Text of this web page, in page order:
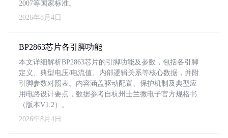
2007等国家标准。
2026年8月4日
BP2863芯片各引脚功能
本文详细解析BP2863芯片的引脚功能及参数，包括各引脚
定义、典型电压/电流值、内部逻辑关系等核心数据，并附
引脚参数对照表。内容涵盖驱动配置、保护机制及典型应
用电路设计要点，数据参考自杭州士兰微电子官方规格书
（版本V1.2）。
2026年8月4日